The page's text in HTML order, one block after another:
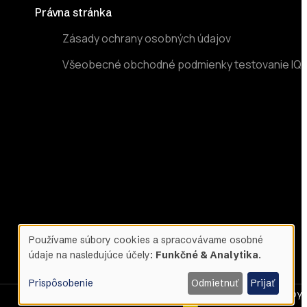
Právna stránka
Zásady ochrany osobných údajov
Všeobecné obchodné podmienky testovanie IQ
Designed & Developed by
Use
Používame súbory cookies a spracovávame osobné
údaje na nasledujúce účely: Funkčné & Analytika.
Prispôsobenie Odmietnuť Prijať